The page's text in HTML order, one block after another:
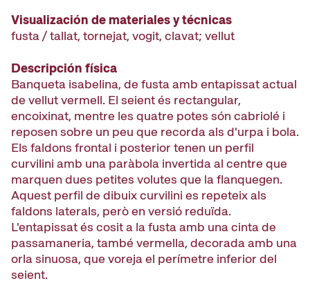
Visualización de materiales y técnicas
fusta / tallat, tornejat, vogit, clavat; vellut
Descripción física
Banqueta isabelina, de fusta amb entapissat actual
de vellut vermell. El seient és rectangular,
encoixinat, mentre les quatre potes són cabriolé i
reposen sobre un peu que recorda als d'urpa i bola.
Els faldons frontal i posterior tenen un perfil
curvilini amb una paràbola invertida al centre que
marquen dues petites volutes que la flanquegen.
Aquest perfil de dibuix curvilini es repeteix als
faldons laterals, però en versió reduïda.
L'entapissat és cosit a la fusta amb una cinta de
passamaneria, també vermella, decorada amb una
orla sinuosa, que voreja el perímetre inferior del
seient.